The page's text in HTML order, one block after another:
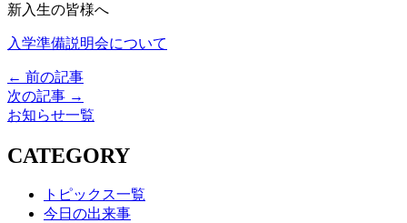
新入生の皆様へ
入学準備説明会について
← 前の記事
次の記事 →
お知らせ一覧
CATEGORY
トピックス一覧
今日の出来事